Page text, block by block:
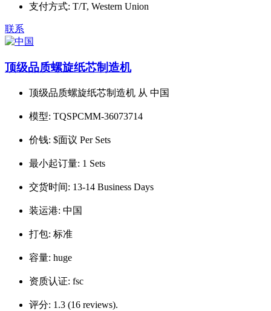
支付方式: T/T, Western Union
联系
顶级品质螺旋纸芯制造机
顶级品质螺旋纸芯制造机 从 中国
模型: TQSPCMM-36073714
价钱: $面议 Per Sets
最小起订量: 1 Sets
交货时间: 13-14 Business Days
装运港: 中国
打包: 标准
容量: huge
资质认证: fsc
评分: 1.3 (16 reviews).